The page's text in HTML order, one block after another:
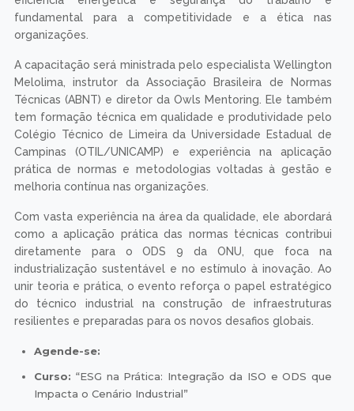
fundamental para a competitividade e a ética nas
organizações.
A capacitação será ministrada pelo especialista Wellington
Melolima, instrutor da Associação Brasileira de Normas
Técnicas (ABNT) e diretor da Owls Mentoring. Ele também
tem formação técnica em qualidade e produtividade pelo
Colégio Técnico de Limeira da Universidade Estadual de
Campinas (OTIL/UNICAMP) e experiência na aplicação
prática de normas e metodologias voltadas à gestão e
melhoria contínua nas organizações.
Com vasta experiência na área da qualidade, ele abordará
como a aplicação prática das normas técnicas contribui
diretamente para o ODS 9 da ONU, que foca na
industrialização sustentável e no estímulo à inovação. Ao
unir teoria e prática, o evento reforça o papel estratégico
do técnico industrial na construção de infraestruturas
resilientes e preparadas para os novos desafios globais.
Agende-se:
Curso: “ESG na Prática: Integração da ISO e ODS que
Impacta o Cenário Industrial”